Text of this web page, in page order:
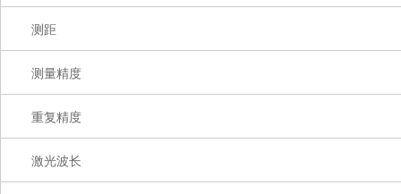
测距
测量精度
重复精度
激光波长